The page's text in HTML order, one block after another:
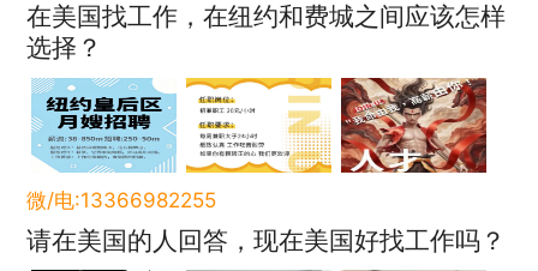
在美国找工作，在纽约和费城之间应该怎样
选择？
微/电:13366982255
请在美国的人回答，现在美国好找工作吗？